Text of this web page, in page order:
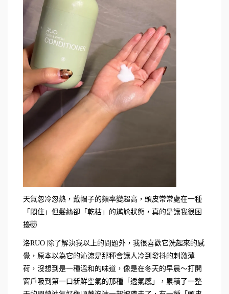
天氣忽冷忽熱，戴帽子的頻率變超高，頭皮常常處在一種
「悶住」但髮絲卻「乾枯」的尷尬狀態，真的是讓我很困
擾🤯
洛RUO 除了解決我以上的問題外，我很喜歡它洗起來的感
覺，原本以為它的沁涼是那種會讓人冷到發抖的刺激薄
荷，沒想到是一種溫和的味道，像是在冬天的早晨～打開
窗戶吸到第一口新鮮空氣的那種「透氣感」，累積了一整